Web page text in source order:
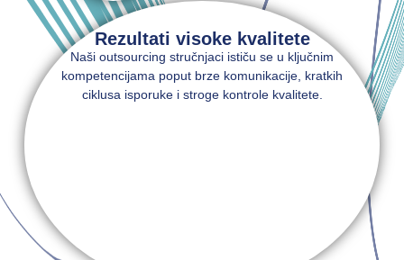
Rezultati visoke kvalitete
Naši outsourcing stručnjaci ističu se u ključnim
kompetencijama poput brze komunikacije, kratkih
ciklusa isporuke i stroge kontrole kvalitete.